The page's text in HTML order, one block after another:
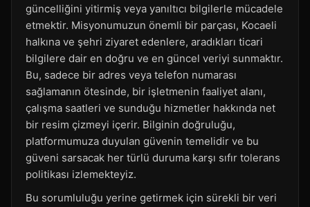
güncelliğini yitirmiş veya yanıltıcı bilgilerle mücadele
etmektir. Misyonumuzun önemli bir parçası, Kocaeli
halkına ve şehri ziyaret edenlere, aradıkları ticari
bilgilere dair en doğru ve en güncel veriyi sunmaktır.
Bu, sadece bir adres veya telefon numarası
sağlamanın ötesinde, bir işletmenin faaliyet alanı,
çalışma saatleri ve sunduğu hizmetler hakkında net
bir resim çizmeyi içerir. Bilginin doğruluğu,
platformumuza duyulan güvenin temelidir ve bu
güveni sarsacak her türlü duruma karşı sıfır tolerans
politikası izlemekteyiz.
Bu sorumluluğu yerine getirmek için sürekli bir veri